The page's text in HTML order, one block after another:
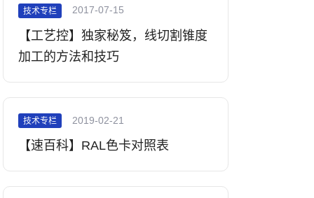
技术专栏 2017-07-15
【工艺控】独家秘笈，线切割锥度
加工的方法和技巧
技术专栏 2019-02-21
【速百科】RAL色卡对照表